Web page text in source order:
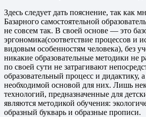
Здесь следует дать пояснение, так как
Базарного самостоятельной
не совсем так. В своей основе — это
эргономика(соответствие процессов и
видовым особенностям человека), без
никакие образовательные методики не
по своей сути не затрагивают
образовательный процесс и дидактику, а
необходимой основой для них. Лишь
технологий, предназначенные для
являются методикой обучения:
образный букварь и образные прописи.